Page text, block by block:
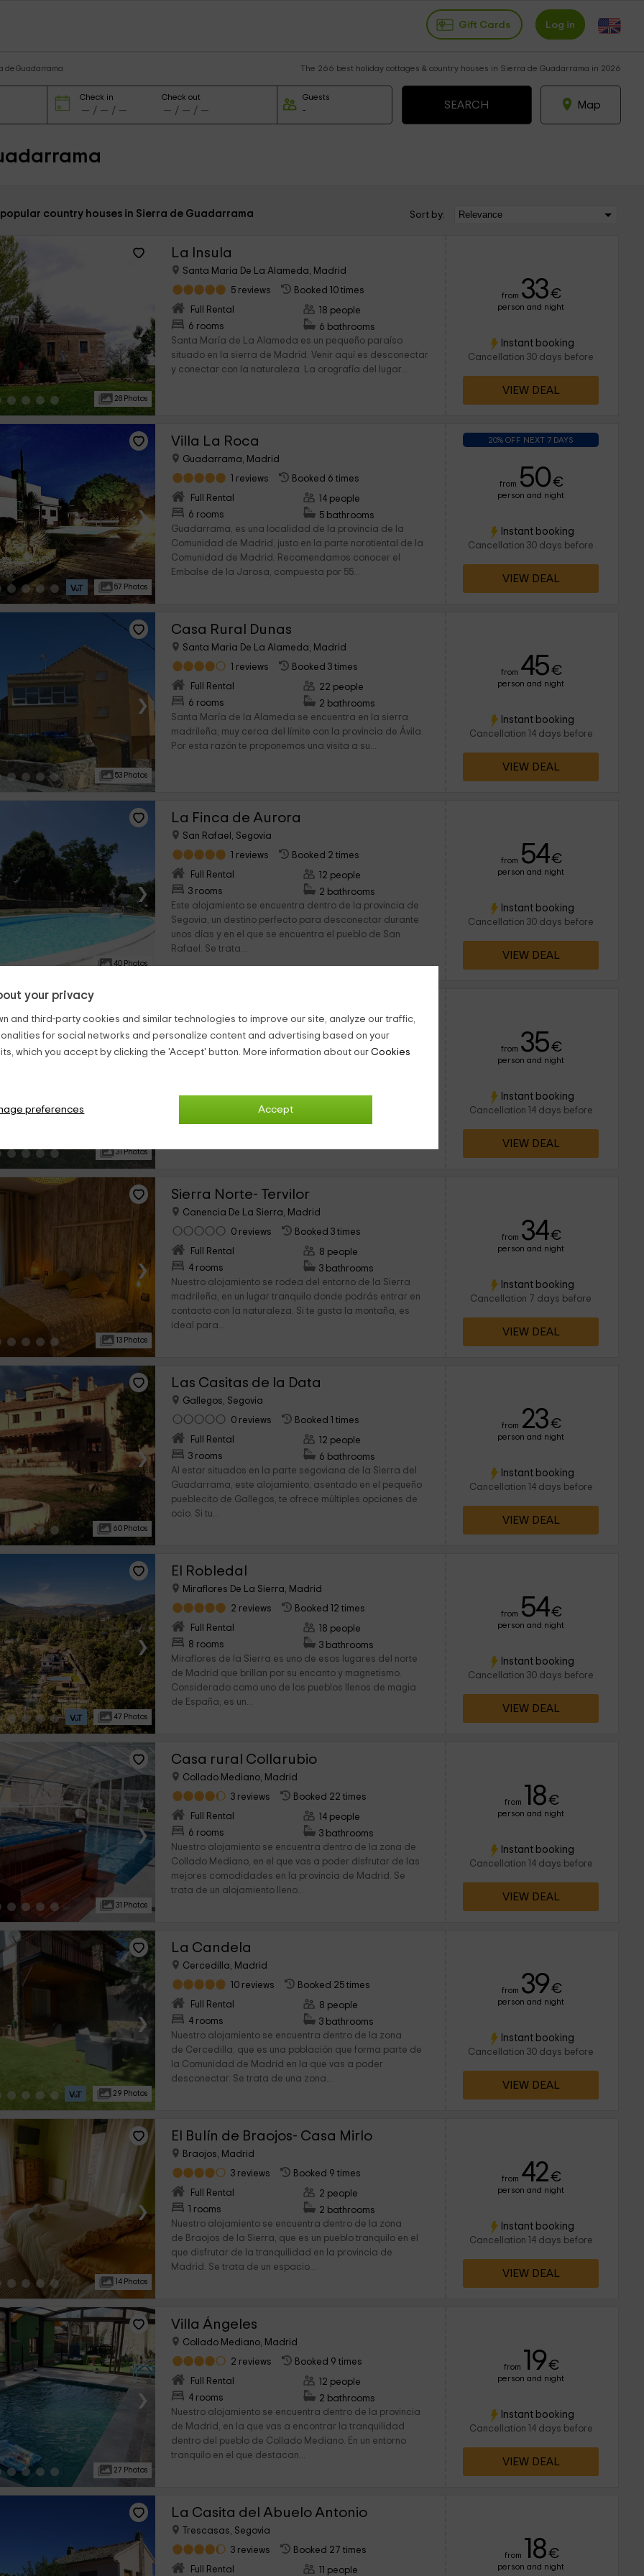
your privacy
and third-party cookies and similar technologies to improve our site, analyze our traffic,
for social networks and personalize content and advertising based on your
which you accept by clicking the 'Accept' button. More information about our Cookies
Accept
preferences
Gift Cards Log in
de Guadarrama The 266 best holiday cottages & country houses in Sierra de Guadarrama in 2026
Check in Check out Guests
Map
popular country houses in Sierra de Guadarrama Sort by:
›
28 Photos
La Insula
Santa Maria De La Alameda, Madrid
5 reviews
Booked 10 times
Full Rental
6 rooms
18 people
6 bathrooms
Santa María de La Alameda es un pequeño paraíso
situado en la sierra de Madrid. Venir aquí es desconectar
y conectar con la naturaleza. La orografía del lugar...
from 33€
person and night
Instant booking
Cancellation 30 days before
VIEW DEAL
›
57 Photos
Villa La Roca
Guadarrama, Madrid
1 reviews
Booked 6 times
Full Rental
6 rooms
14 people
5 bathrooms
Guadarrama, es una localidad de la provincia de la
Comunidad de Madrid, justo en la parte norotiental de la
Comunidad de Madrid. Recomendamos conocer el
Embalse de la Jarosa, compuesta por 55...
20% OFF NEXT 7 DAYS
from 50€
person and night
Instant booking
Cancellation 30 days before
VIEW DEAL
›
53 Photos
Casa Rural Dunas
Santa Maria De La Alameda, Madrid
1 reviews
Booked 3 times
Full Rental
6 rooms
22 people
2 bathrooms
Santa María de la Alameda se encuentra en la sierra
madrileña, muy cerca del límite con la provincia de Ávila.
Por esta razón te proponemos una visita a su...
from 45€
person and night
Instant booking
Cancellation 14 days before
VIEW DEAL
›
40 Photos
La Finca de Aurora
San Rafael, Segovia
1 reviews
Booked 2 times
Full Rental
3 rooms
12 people
2 bathrooms
Este alojamiento se encuentra dentro de la provincia de
Segovia, un destino perfecto para desconectar durante
unos días y en el que se encuentra el pueblo de San
Rafael. Se trata...
from 54€
person and night
Instant booking
Cancellation 30 days before
VIEW DEAL
31 Photos
Santa Maria De La Alameda, Madrid
Booked 1 times
Nuestro alojamiento se encuentra dentro de la zona
de Santa María de la Alameda, que es una población con
encanto en la que vas a encontrar la magia y
from 35€
person and night
Instant booking
Cancellation 14 days before
VIEW DEAL
›
13 Photos
Sierra Norte- Tervilor
Canencia De La Sierra, Madrid
0 reviews
Booked 3 times
Full Rental
4 rooms
8 people
3 bathrooms
Nuestro alojamiento se rodea del entorno de la Sierra
madrileña, en un lugar tranquilo donde podrás entrar en
contacto con la naturaleza. Si te gusta la montaña, es
ideal para...
from 34€
person and night
Instant booking
Cancellation 7 days before
VIEW DEAL
›
60 Photos
Las Casitas de la Data
Gallegos, Segovia
0 reviews
Booked 1 times
Full Rental
3 rooms
12 people
6 bathrooms
Al estar situados en la parte segoviana de la Sierra del
Guadarrama, este alojamiento, asentado en el pequeño
pueblecito de Gallegos, te ofrece múltiples opciones de
ocio. Si tu...
from 23€
person and night
Instant booking
Cancellation 14 days before
VIEW DEAL
›
47 Photos
El Robledal
Miraflores De La Sierra, Madrid
2 reviews
Booked 12 times
Full Rental
8 rooms
18 people
3 bathrooms
Miraflores de la Sierra es uno de esos lugares del norte
de Madrid que brillan por su encanto y magnetismo.
Considerado como uno de los pueblos llenos de magia
de España, es un...
from 54€
person and night
Instant booking
Cancellation 30 days before
VIEW DEAL
›
31 Photos
Casa rural Collarubio
Collado Mediano, Madrid
3 reviews
Booked 22 times
Full Rental
6 rooms
14 people
3 bathrooms
Nuestro alojamiento se encuentra dentro de la zona de
Collado Mediano, en el que vas a poder disfrutar de las
mejores comodidades en la provincia de Madrid. Se
trata de un alojamiento lleno...
from 18€
person and night
Instant booking
Cancellation 14 days before
VIEW DEAL
›
29 Photos
La Candela
Cercedilla, Madrid
10 reviews
Booked 25 times
Full Rental
4 rooms
8 people
3 bathrooms
Nuestro alojamiento se encuentra dentro de la zona
de Cercedilla, que es una población que forma parte de
la Comunidad de Madrid en la que vas a poder
desconectar. Se trata de una zona...
from 39€
person and night
Instant booking
Cancellation 30 days before
VIEW DEAL
›
14 Photos
El Bulín de Braojos- Casa Mirlo
Braojos, Madrid
3 reviews
Booked 9 times
Full Rental
1 rooms
2 people
2 bathrooms
Nuestro alojamiento se encuentra dentro de la zona
de Braojos de la Sierra, que es un pueblo tranquilo en el
que disfrutar de la tranquilidad en la provincia de
Madrid. Se trata de un espacio...
from 42€
person and night
Instant booking
Cancellation 14 days before
VIEW DEAL
›
27 Photos
Villa Ángeles
Collado Mediano, Madrid
2 reviews
Booked 9 times
Full Rental
4 rooms
12 people
2 bathrooms
Nuestro alojamiento se encuentra dentro de la provincia
de Madrid, en la que vas a encontrar la tranquilidad
dentro del pueblo de Collado Mediano. En un entorno
tranquilo en el que destacan...
from 19€
person and night
Instant booking
Cancellation 14 days before
VIEW DEAL
La Casita del Abuelo Antonio
Trescasas, Segovia
3 reviews
Booked 27 times
Full Rental
11 people
from 18€
person and night